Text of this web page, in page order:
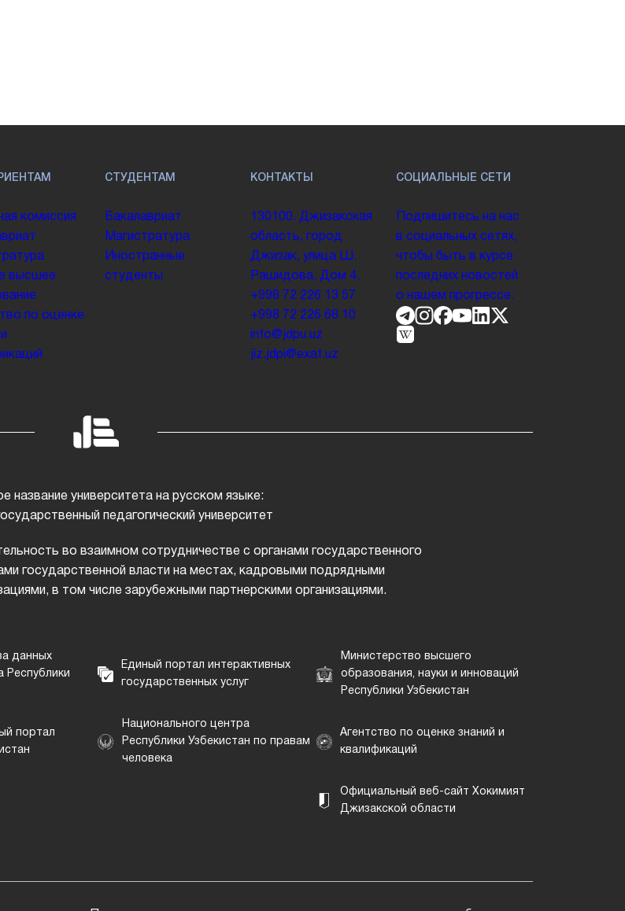
комиссия
высшее
по оценке
СТУДЕНТАМ
Бакалавриат
Магистратура
Иностранные
студенты
КОНТАКТЫ
130100. Джизакская
область, город
Джизак, улица Ш.
Рашидова, Дом 4.
+998 72 226 13 57
+998 72 226 68 10
info@jdpu.uz
jiz.jdpi@exat.uz
СОЦИАЛЬНЫЕ СЕТИ
Подпишитесь на нас
в социальных сетях,
чтобы быть в курсе
последних новостей
о нашем прогрессе.
название университета на русском языке:
педагогический университет
во взаимном сотрудничестве с органами государственного
государственной власти на местах, кадровыми подрядными
в том числе зарубежными партнерскими организациями.
данных
Республики
Единый портал интерактивных
государственных услуг
Министерство высшего
образования, науки и инноваций
Республики Узбекистан
портал
Национального центра
Республики Узбекистан по правам
человека
Агентство по оценке знаний и
квалификаций
Официальный веб-сайт Хокимият
Джизакской области